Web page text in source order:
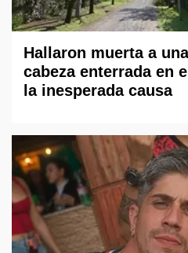
Hallaron muerta a
cabeza enterrada en
la inesperada causa